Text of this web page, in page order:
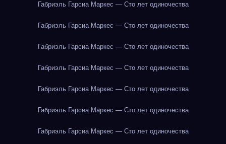
Габриэль Гарсиа Маркес — Сто лет одиночества
Габриэль Гарсиа Маркес — Сто лет одиночества
Габриэль Гарсиа Маркес — Сто лет одиночества
Габриэль Гарсиа Маркес — Сто лет одиночества
Габриэль Гарсиа Маркес — Сто лет одиночества
Габриэль Гарсиа Маркес — Сто лет одиночества
Габриэль Гарсиа Маркес — Сто лет одиночества